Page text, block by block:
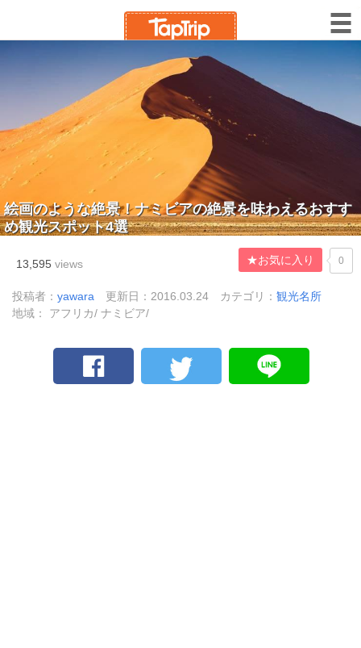
絵画のような絶景！ナミビアの絶景を味わえるおすす
め観光スポット4選
13,595 views ★お気に入り 0
投稿者： yawara 更新日：2016.03.24 カテゴリ： 観光名所
地域： アフリカ/ ナミビア/